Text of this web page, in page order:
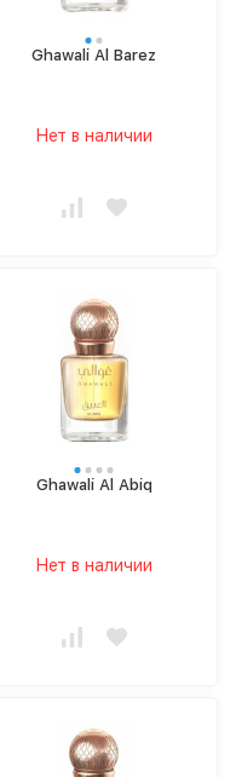
Ghawali Al Barez
Нет в наличии
Ghawali Al Abiq
Нет в наличии